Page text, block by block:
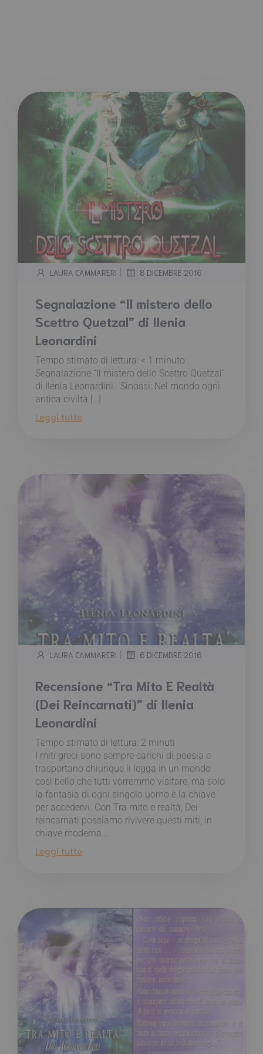
LAURA CAMMARERI | 8 DICEMBRE 2016
Segnalazione “Il mistero dello
Scettro Quetzal” di Ilenia
Leonardini
Tempo stimato di lettura: < 1 minuto
Segnalazione “Il mistero dello Scettro Quetzal”
di Ilenia Leonardini Sinossi: Nel mondo ogni
antica civiltà […]
Leggi tutto
LAURA CAMMARERI | 6 DICEMBRE 2016
Recensione “Tra Mito E Realtà
(Dei Reincarnati)” di Ilenia
Leonardini
Tempo stimato di lettura: 2 minuti
I miti greci sono sempre carichi di poesia e
trasportano chiunque li legga in un mondo
così bello che tutti vorremmo visitare, ma solo
la fantasia di ogni singolo uomo è la chiave
per accedervi. Con Tra mito e realtà, Dei
reincarnati possiamo rivivere questi miti, in
chiave moderna...
Leggi tutto